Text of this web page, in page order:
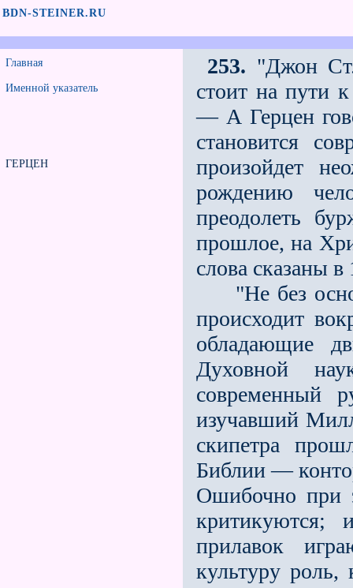
BDN-STEINER.RU
Главная
Именной указатель
ГЕРЦЕН
253. "Джон
стоит на пути
— А Герцен
становится
произойдeт
рождению
преодолеть
прошлое, на
слова сказаны в
"Не без
происходит
обладающие
Духовной
современный
изучавший
скипетра
Библии —
Ошибочно при
критикуются;
прилавок
культуру